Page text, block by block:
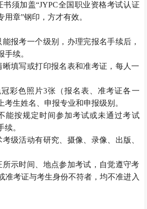
须加盖“JYPC全国职业资格考试认证
章”钢印，方才有效。
报考一个级别，办理完报名手续后，
手续。
晰填写或打印报名表和准考证，每人一
彩色照片3张（报名表、准考证各一
考生姓名、申报专业和申报级别。
能按规定时间参加考试或未通过考试
续。
级活动有研究、摄像、录像、出版、
所示时间、地点参加考试，自觉遵守考
准考证与考生身份不符者，均不准进入